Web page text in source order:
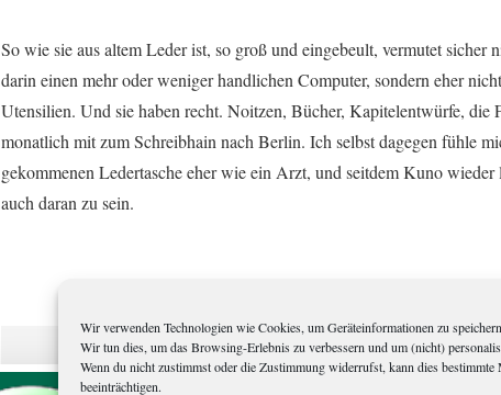
Wir verwenden Technologien wie Cookies, um Geräteinformationen zu
Wir tun dies, um das Browsing-Erlebnis zu verbessern und um (nicht)
Wenn du nicht zustimmst oder die Zustimmung widerrufst, kann dies
beeinträchtigen.
So wie sie aus altem Leder ist, so groß und eingebeult, vermutet sicher
darin einen mehr oder weniger handlichen Computer, sondern eher
Utensilien. Und sie haben recht. Noitzen, Bücher, Kapitelentwürfe, die
monatlich mit zum Schreibhain nach Berlin. Ich selbst dagegen fühle
gekommenen Ledertasche eher wie ein Arzt, und seitdem Kuno
auch daran zu sein.
Überjanmikael